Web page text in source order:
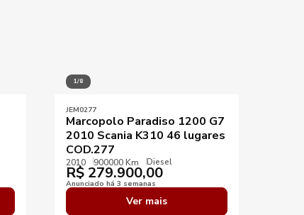
1/8
JEM0277
Marcopolo Paradiso 1200 G7
2010 Scania K310 46 lugares
COD.277
2010 900000 Km Diesel
R$ 279.900,00
Anunciado há 3 semanas
Ver mais